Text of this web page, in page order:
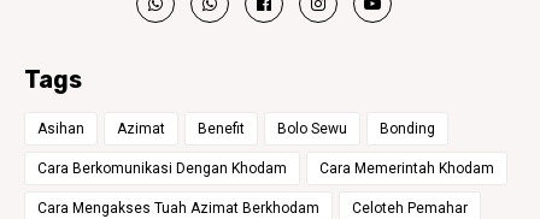
Tags
Asihan Azimat Benefit Bolo Sewu Bonding
Cara Berkomunikasi Dengan Khodam Cara Memerintah Khodam
Cara Mengakses Tuah Azimat Berkhodam Celoteh Pemahar